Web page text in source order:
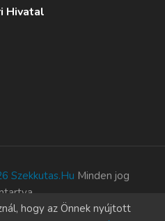
Hivatal
Szekkutas.hu Minden jog
hogy az Önnek nyújtott